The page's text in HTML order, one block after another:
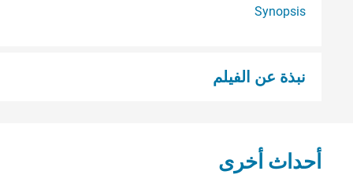
Synopsis
نبذة عن الفيلم
أحداث أخرى